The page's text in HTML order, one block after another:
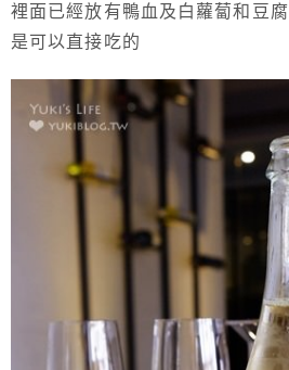
裡面已經放有鴨血及白蘿蔔和豆腐
是可以直接吃的